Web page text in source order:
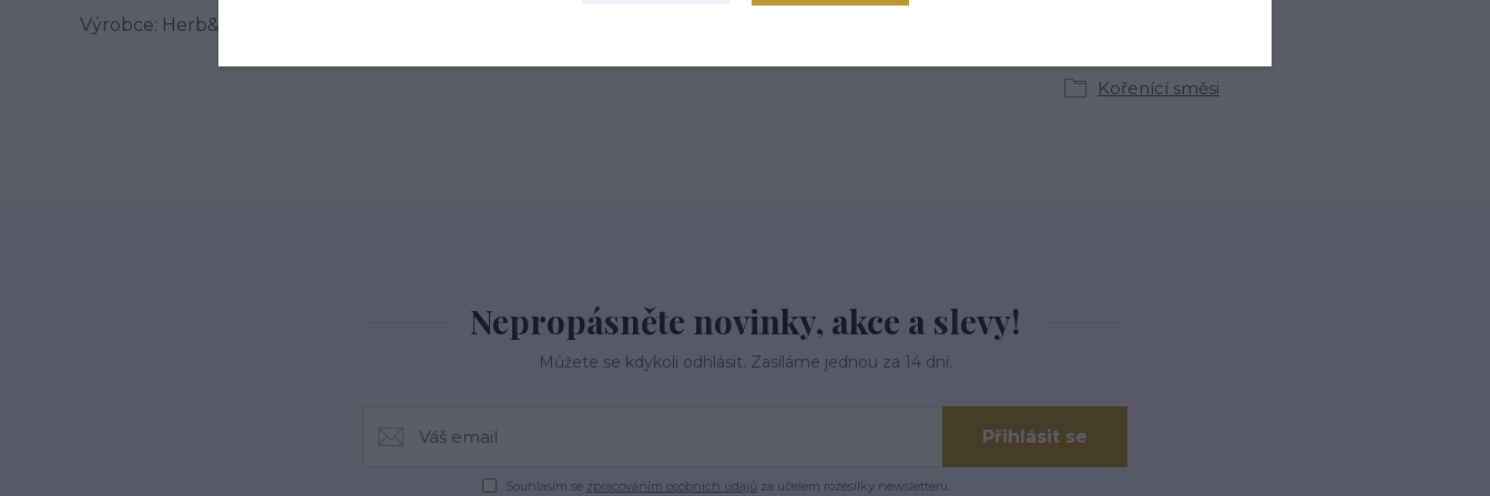
Výrobce: Herb&Spice market s.r.o. , Jablonského tř.113,Kardašova Řečice, 37821
Kořenící směsi
Nepropásněte novinky, akce a slevy!
Můžete se kdykoli odhlásit. Zasíláme jednou za 14 dní.
Přihlásit se
Souhlasím se zpracováním osobních údajů za účelem rozesílky newsletteru.